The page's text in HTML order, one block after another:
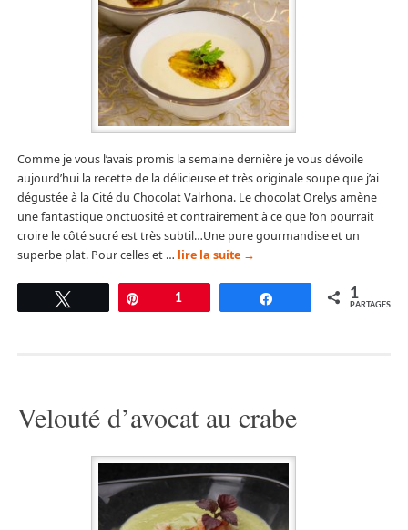
Comme je vous l’avais promis la semaine dernière je vous dévoile
aujourd’hui la recette de la délicieuse et très originale soupe que j’ai
dégustée à la Cité du Chocolat Valrhona. Le chocolat Orelys amène
une fantastique onctuosité et contrairement à ce que l’on pourrait
croire le côté sucré est très subtil…Une pure gourmandise et un
superbe plat. Pour celles et … lire la suite →
Tweetez Épingle
1 Partagez 1
PARTAGES
Velouté d’avocat au crabe